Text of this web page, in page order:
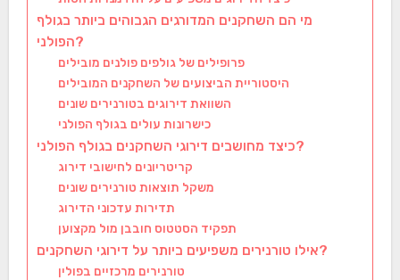
מי הם השחקנים המדורגים הגבוהים ביותר בגולף
הפולני?
פרופילים של גולפים פולנים מובילים
היסטוריית הביצועים של השחקנים המובילים
השוואת דירוגים בטורנירים שונים
כישרונות עולים בגולף הפולני
כיצד מחושבים דירוגי השחקנים בגולף הפולני?
קריטריונים לחישובי דירוג
משקל תוצאות טורנירים שונים
תדירות עדכוני הדירוג
תפקיד הסטטוס חובבן מול מקצוען
אילו טורנירים משפיעים ביותר על דירוגי השחקנים?
טורנירים מרכזיים בפולין